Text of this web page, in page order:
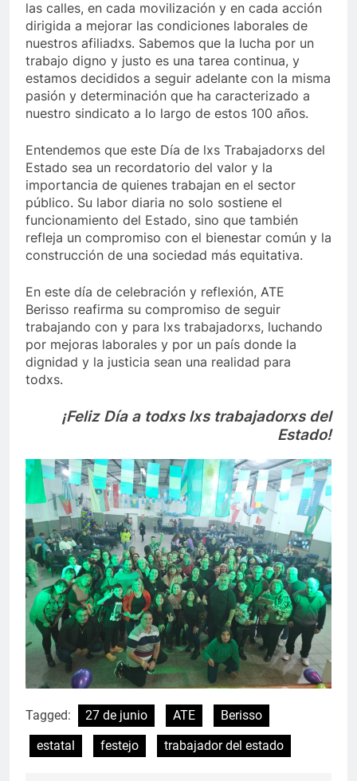
las calles, en cada movilización y en cada acción
dirigida a mejorar las condiciones laborales de
nuestros afiliadxs. Sabemos que la lucha por un
trabajo digno y justo es una tarea continua, y
estamos decididos a seguir adelante con la misma
pasión y determinación que ha caracterizado a
nuestro sindicato a lo largo de estos 100 años.
Entendemos que este Día de lxs Trabajadorxs del
Estado sea un recordatorio del valor y la
importancia de quienes trabajan en el sector
público. Su labor diaria no solo sostiene el
funcionamiento del Estado, sino que también
refleja un compromiso con el bienestar común y la
construcción de una sociedad más equitativa.
En este día de celebración y reflexión, ATE
Berisso reafirma su compromiso de seguir
trabajando con y para lxs trabajadorxs, luchando
por mejoras laborales y por un país donde la
dignidad y la justicia sean una realidad para
todxs.
¡Feliz Día a todxs lxs trabajadorxs del
Estado!
Tagged: 27 de junio ATE
Berisso
estatal
festejo trabajador del estado